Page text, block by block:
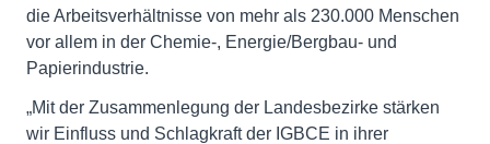
die Arbeitsverhältnisse von mehr als 230.000 Menschen
vor allem in der Chemie-, Energie/Bergbau- und
Papierindustrie.
„Mit der Zusammenlegung der Landesbezirke stärken
wir Einfluss und Schlagkraft der IGBCE in ihrer